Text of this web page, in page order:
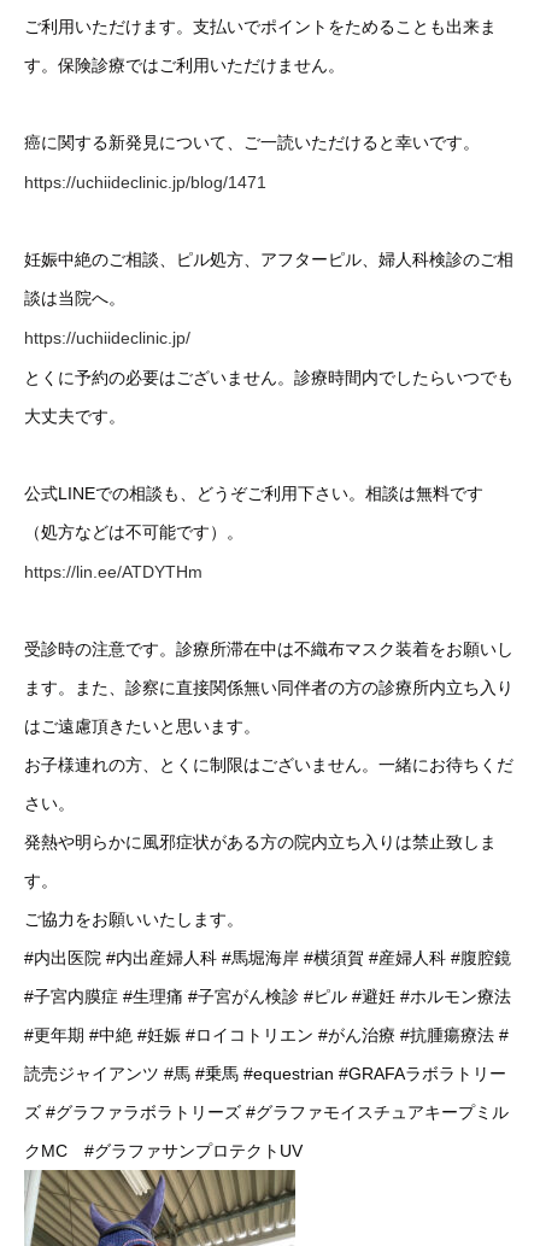
ご利用いただけます。支払いでポイントをためることも出来ま
す。保険診療ではご利用いただけません。
癌に関する新発見について、ご一読いただけると幸いです。
https://uchiideclinic.jp/blog/1471
妊娠中絶のご相談、ピル処方、アフターピル、婦人科検診のご相
談は当院へ。
https://uchiideclinic.jp/
とくに予約の必要はございません。診療時間内でしたらいつでも
大丈夫です。
公式LINEでの相談も、どうぞご利用下さい。相談は無料です
（処方などは不可能です）。
https://lin.ee/ATDYTHm
受診時の注意です。診療所滞在中は不織布マスク装着をお願いし
ます。また、診察に直接関係無い同伴者の方の診療所内立ち入り
はご遠慮頂きたいと思います。
お子様連れの方、とくに制限はございません。一緒にお待ちくだ
さい。
発熱や明らかに風邪症状がある方の院内立ち入りは禁止致しま
す。
ご協力をお願いいたします。
#内出医院 #内出産婦人科 #馬堀海岸 #横須賀 #産婦人科 #腹腔鏡
#子宮内膜症 #生理痛 #子宮がん検診 #ピル #避妊 #ホルモン療法
#更年期 #中絶 #妊娠 #ロイコトリエン #がん治療 #抗腫瘍療法 #
読売ジャイアンツ #馬 #乗馬 #equestrian #GRAFAラボラトリー
ズ #グラファラボラトリーズ #グラファモイスチュアキープミル
クMC
#グラファサンプロテクトUV